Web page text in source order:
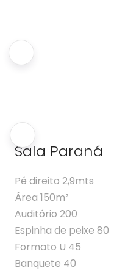
Sala Paraná
Pé direito 2,9mts
Área 150m²
Auditório 200
Espinha de peixe 80
Formato U 45
Banquete 40